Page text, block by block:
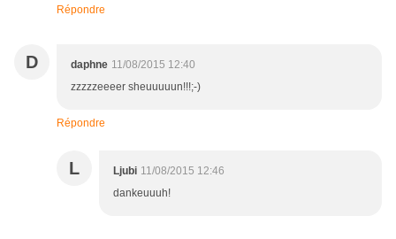
Répondre
D daphne 11/08/2015 12:40
zzzzzeeeer sheuuuuun!!!;-)
Répondre
L Ljubi 11/08/2015 12:46
dankeuuuh!